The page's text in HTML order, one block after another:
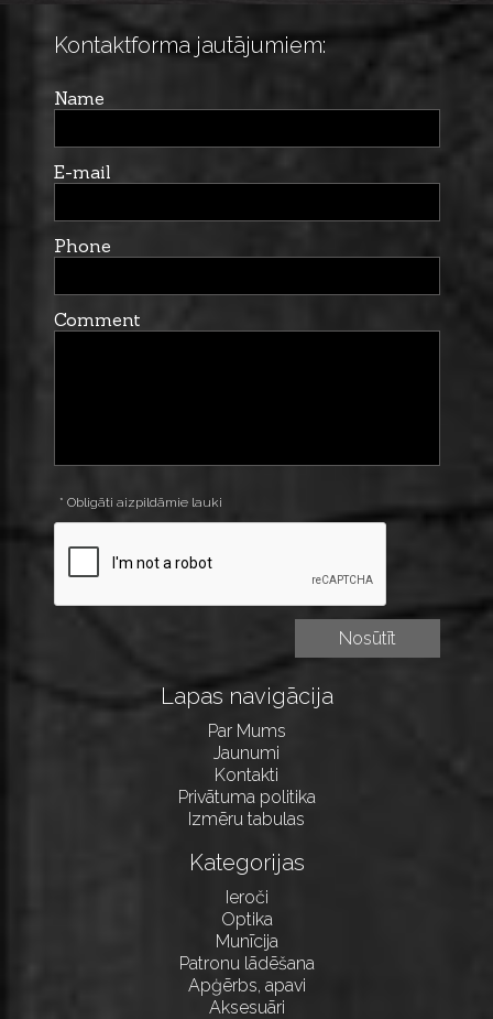
Kontaktforma jautājumiem:
Name
E-mail
Phone
Comment
* Obligāti aizpildāmie lauki
Lapas navigācija
Par Mums
Jaunumi
Kontakti
Privātuma politika
Izmēru tabulas
Kategorijas
Ieroči
Optika
Munīcija
Patronu lādēšana
Apģērbs, apavi
Aksesuāri